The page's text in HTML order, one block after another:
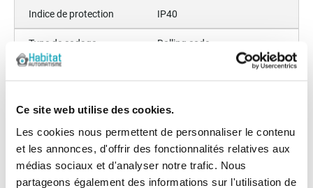
Ce site web utilise des cookies.
Les cookies nous permettent de personnaliser le contenu
et les annonces, d'offrir des fonctionnalités relatives aux
médias sociaux et d'analyser notre trafic. Nous
partageons également des informations sur l'utilisation de
Indice de protection IP40
Type de codage Rolling code
suivants :
- SMXI
- OXI
- SMX2R